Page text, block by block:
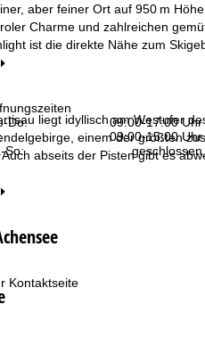
Do:
09:00-17:00 Uhr
09:00-15:00 Uhr
So:
geschlossen
Kontaktseite
aber feiner Ort auf 950 m
Charme und zahlreichen
ist die direkte Nähe zum
liegt idyllisch am Westufer
einem der größten
abseits der Pisten gibt es